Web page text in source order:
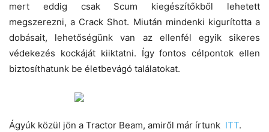
mert eddig csak Scum kiegészítőkből lehetett
megszerezni, a Crack Shot. Miután mindenki kigurította a
dobásait, lehetőségünk van az ellenfél egyik sikeres
védekezés kockáját kiiktatni. Így fontos célpontok ellen
biztosíthatunk be életbevágó találatokat.
Ágyúk közül jön a Tractor Beam, amiről már írtunk ITT.